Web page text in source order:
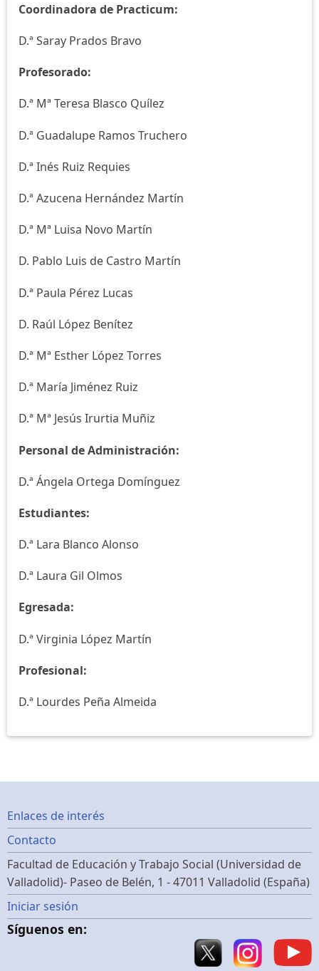
Coordinadora de Practicum:
D.ª Saray Prados Bravo
Profesorado:
D.ª Mª Teresa Blasco Quílez
D.ª Guadalupe Ramos Truchero
D.ª Inés Ruiz Requies
D.ª Azucena Hernández Martín
D.ª Mª Luisa Novo Martín
D. Pablo Luis de Castro Martín
D.ª Paula Pérez Lucas
D. Raúl López Benítez
D.ª Mª Esther López Torres
D.ª María Jiménez Ruiz
D.ª Mª Jesús Irurtia Muñiz
Personal de Administración:
D.ª Ángela Ortega Domínguez
Estudiantes:
D.ª Lara Blanco Alonso
D.ª Laura Gil Olmos
Egresada:
D.ª Virginia López Martín
Profesional:
D.ª Lourdes Peña Almeida
Footer
menu
Enlaces de interés
Contacto
Facultad de Educación y Trabajo Social (Universidad de
Valladolid)- Paseo de Belén, 1 - 47011 Valladolid (España)
Menú
de
Iniciar sesión
Síguenos en: